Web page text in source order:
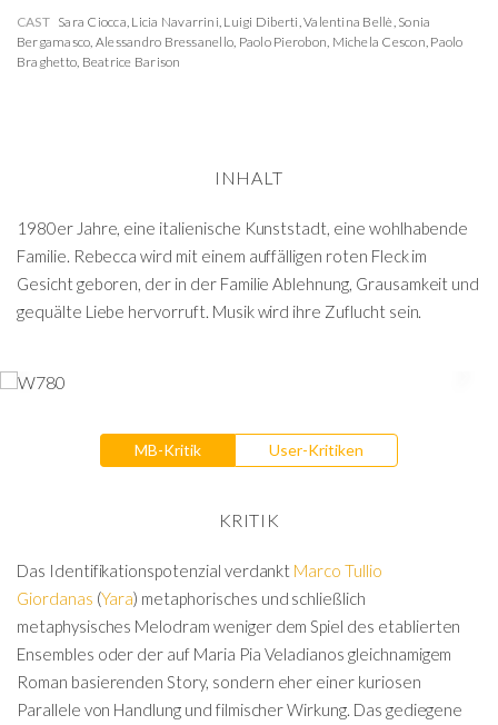
CAST Sara Ciocca, Licia Navarrini, Luigi Diberti,Valentina Bellè, Sonia
Bergamasco, Alessandro Bressanello, Paolo Pierobon, Michela Cescon, Paolo
Braghetto, Beatrice Barison
INHALT
1980er Jahre, eine italienische Kunststadt, eine wohlhabende
Familie. Rebecca wird mit einem auffälligen roten Fleck im
Gesicht geboren, der in der Familie Ablehnung, Grausamkeit und
gequälte Liebe hervorruft. Musik wird ihre Zuflucht sein.
MB-Kritik User-Kritiken
KRITIK
Das Identifikationspotenzial verdankt Marco Tullio
Giordanas (Yara) metaphorisches und schließlich
metaphysisches Melodram weniger dem Spiel des etablierten
Ensembles oder der auf Maria Pia Veladianos gleichnamigem
Roman basierenden Story, sondern eher einer kuriosen
Parallele von Handlung und filmischer Wirkung. Das gediegene